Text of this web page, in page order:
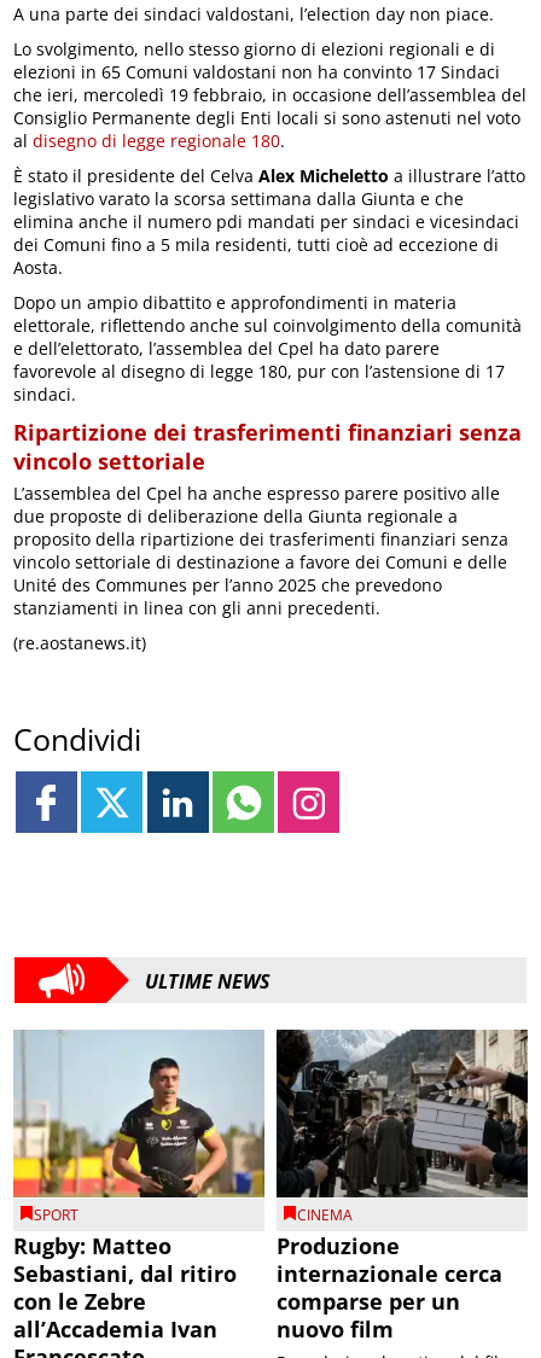
A una parte dei sindaci valdostani, l’election day non piace.
Lo svolgimento, nello stesso giorno di elezioni regionali e di
elezioni in 65 Comuni valdostani non ha convinto 17 Sindaci
che ieri, mercoledì 19 febbraio, in occasione dell’assemblea del
Consiglio Permanente degli Enti locali si sono astenuti nel voto
aldisegno di legge regionale 180.
È stato il presidente del CelvaAlex Micheletto a illustrare l’atto
legislativo varato la scorsa settimana dalla Giunta e che
elimina anche il numero pdi mandati per sindaci e vicesindaci
dei Comuni fino a 5 mila residenti, tutti cioè ad eccezione di
Aosta.
Dopo un ampio dibattito e approfondimenti in materia
elettorale, riflettendo anche sul coinvolgimento della comunità
e dell’elettorato, l’assemblea del Cpel ha dato parere
favorevole al disegno di legge 180, pur con l’astensione di 17
sindaci.
Ripartizione dei trasferimenti finanziari senza
vincolo settoriale
L’assemblea del Cpel ha anche espresso parere positivo alle
due proposte di deliberazione della Giunta regionale a
proposito della ripartizione dei trasferimenti finanziari senza
vincolo settoriale di destinazione a favore dei Comuni e delle
Unité des Communes per l’anno 2025 che prevedono
stanziamenti in linea con gli anni precedenti.
(re.aostanews.it)
Condividi
ULTIME NEWS
SPORT
Rugby: Matteo
Sebastiani, dal ritiro
con le Zebre
all’Accademia Ivan
CINEMA
Produzione
internazionale cerca
comparse per un
nuovo film